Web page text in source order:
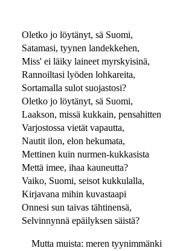
Oletko jo löytänyt, sä Suomi,
Satamasi, tyynen landekkehen,
Miss' ei läiky laineet myrskyisinä,
Rannoiltasi lyöden lohkareita,
Sortamalla sulot suojastosi?
Oletko jo löytänyt, sä Suomi,
Laakson, missä kukkain, pensahitten
Varjostossa vietät vapautta,
Nautit ilon, elon hekumata,
Mettinen kuin nurmen-kukkasista
Mettä imee, ihaa kauneutta?
Vaiko, Suomi, seisot kukkulalla,
Kirjavana mihin kuvastaapi
Onnesi sun taivas tähtinensä,
Selvinnynnä epäilyksen säistä?
Mutta muista: meren tyynimmänki